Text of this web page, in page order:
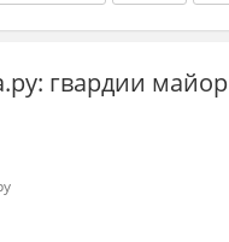
гвардии майор